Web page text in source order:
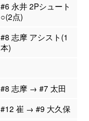
#6 永井 2Pシュート
○(2点)
#8 志摩 アシスト(1
本)
#8 志摩 → #7 太田
#12 崔 → #9 大久保